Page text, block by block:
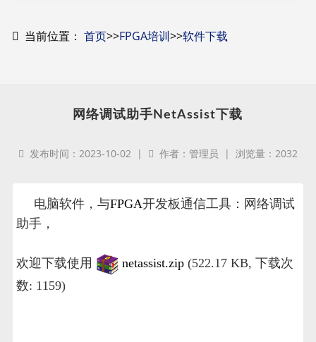
当前位置：首页>>FPGA培训>>软件下载
网络调试助手NetAssist下载
发布时间：2023-10-02 | 作者：管理员 | 浏览量：2032
电脑软件，与FPGA开发板通信工具：网络调试
助手，
欢迎下载使用 netassist.zip (522.17 KB, 下载次
数: 1159)